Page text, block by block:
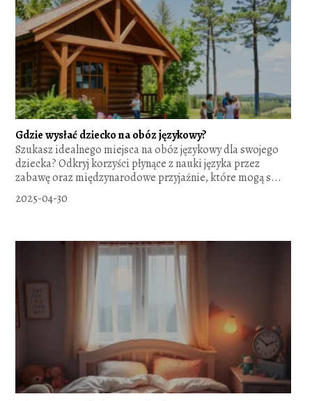
Gdzie wysłać dziecko na obóz językowy?
Szukasz idealnego miejsca na obóz językowy dla swojego
dziecka? Odkryj korzyści płynące z nauki języka przez
zabawę oraz międzynarodowe przyjaźnie, które mogą s...
2025-04-30